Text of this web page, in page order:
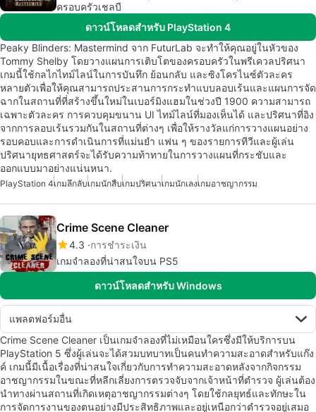
ครอบครัวเชลบี
ดาวน์โหลดสำหรับ PlayStation 4
Peaky Blinders: Mastermind จาก FuturLab จะทำให้คุณอยู่ในหัวของ
Tommy Shelby โดยวางแผนการเติบโตของครอบครัวในพรีเควลปริศนา
เกมนี้ใช้กลไกไทม์ไลน์ในการบันทึก ย้อนกลับ และซิงโครไนซ์ตัวละคร
หลายตัวเพื่อให้คุณสามารถประสานการกระทำแบบลอบเร้นและแผนการจัด
ฉากในสถานที่ที่สร้างขึ้นใหม่ในเบอร์มิงแฮมในช่วงปี 1900 ความสามารถ
เฉพาะตัวละคร การควบคุมขนาน UI ไทม์ไลน์ที่มองเห็นได้ และปริศนาที่อิง
จากการลอบเร้นรวมกันในสถานที่ต่างๆ เพื่อให้รางวัลแก่การวางแผนอย่าง
รอบคอบและการดำเนินการที่แม่นยำ แฟน ๆ ของรายการทีวีและผู้เล่น
ปริศนายุทธศาสตร์จะได้รับความท้าทายในการวางแผนที่กระชับและ
ออกแบบมาอย่างแน่นหนา.
PlayStation 4เกมลึกลับเกมนักสืบเกมปริศนาเกมนักเลงเกมอาชญากรรม
Crime Scene Cleaner
4.3 การชำระเงิน
เกมจำลองที่น่าสนใจบน PS5
ดาวน์โหลดสำหรับ Windows
แพลตฟอร์มอื่น
Crime Scene Cleaner เป็นเกมจำลองที่ไม่เหมือนใครซึ่งมีให้บริการบน
PlayStation 5 ซึ่งผู้เล่นจะได้สวมบทบาทเป็นคนทำความสะอาดสำหรับแก๊ง
ค์ เกมนี้มีเนื้อเรื่องที่น่าสนใจเกี่ยวกับการทำความสะอาดหลังจากกิจกรรม
อาชญากรรมในขณะที่หลีกเลี่ยงการตรวจจับจากเจ้าหน้าที่ตำรวจ ผู้เล่นต้อง
นำทางผ่านสถานที่เกิดเหตุอาชญากรรมต่างๆ โดยใช้กลยุทธ์และทักษะใน
การจัดการงานของตนอย่างมีประสิทธิภาพและอยู่เหนือกว่าตำรวจอยู่เสมอ